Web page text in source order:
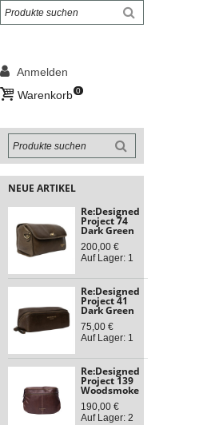
Anmelden
Warenkorb 0
NEUE ARTIKEL
Re:Designed
Project 74
Dark Green
200,00 €
Auf Lager: 1
Re:Designed
Project 41
Dark Green
75,00 €
Auf Lager: 1
Re:Designed
Project 139
Woodsmoke
190,00 €
Auf Lager: 2